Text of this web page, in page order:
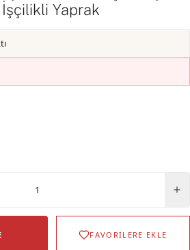
Yaprak
1
FAVORİLERE EKLE